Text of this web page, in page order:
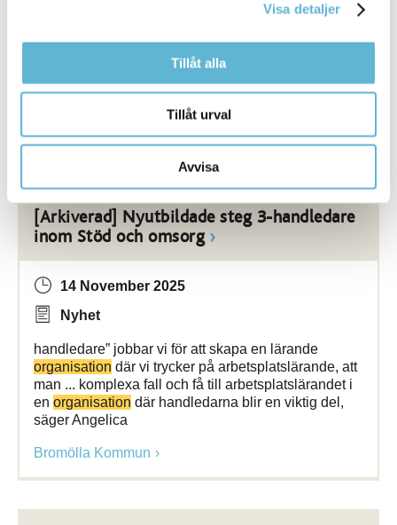
Visa detaljer
Tillåt alla
Tillåt urval
Avvisa
våld och Orange Day Under vecka ... Unizon och
MÄN och samlar varje år kommuner,organisationer
Bromölla Kommun
[Arkiverad] Nyutbildade steg 3-handledare
inom Stöd och omsorg
14 November 2025
Nyhet
handledare” jobbar vi för att skapa en lärande
organisation där vi trycker på arbetsplatslärande, att
man ... komplexa fall och få till arbetsplatslärandet i
en organisation där handledarna blir en viktig del,
säger Angelica
Bromölla Kommun